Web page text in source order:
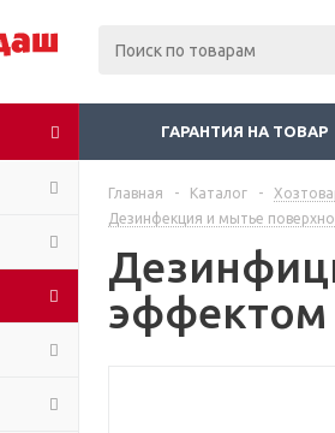
ГАРАНТИЯ НА ТОВАР
Главная - Каталог -
Дезинфекция и мытье
эффектом